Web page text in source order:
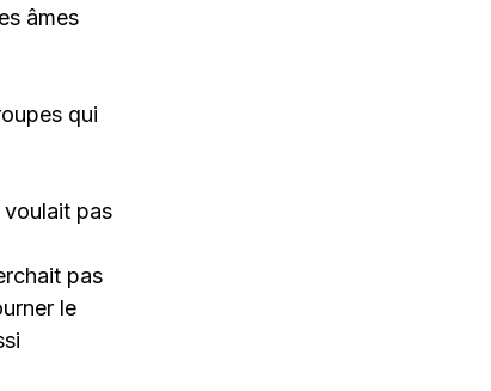
âmes
qui
voulait pas
pas
le